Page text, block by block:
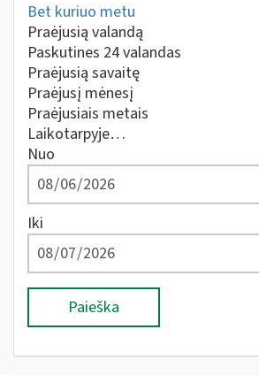
Bet kuriuo metu
Praėjusią valandą
Paskutines 24 valandas
Praėjusią savaitę
Praėjusį mėnesį
Praėjusiais metais
Laikotarpyje…
Nuo
Iki
Paieška